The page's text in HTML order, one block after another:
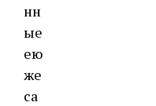
нн
ые
ею
же
са